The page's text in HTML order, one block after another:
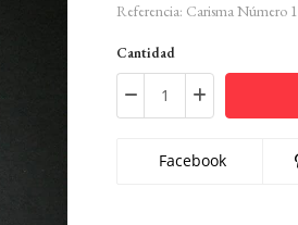
Referencia: Carisma Número 1
Cantidad
Facebook